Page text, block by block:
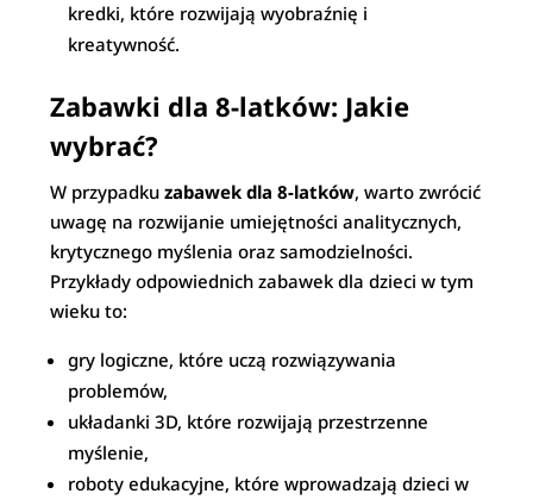
kredki, które rozwijają wyobraźnię i
kreatywność.
Zabawki dla 8-latków: Jakie
wybrać?
W przypadkuzabawek dla 8-latków, warto zwrócić
uwagę na rozwijanie umiejętności analitycznych,
krytycznego myślenia oraz samodzielności.
Przykłady odpowiednich zabawek dla dzieci w tym
wieku to:
gry logiczne, które uczą rozwiązywania
problemów,
układanki 3D, które rozwijają przestrzenne
myślenie,
roboty edukacyjne, które wprowadzają dzieci w